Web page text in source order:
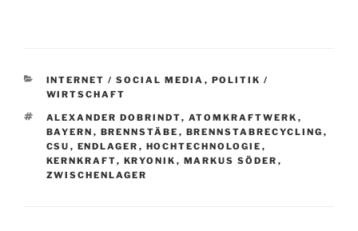
KATEGORIEN
INTERNET / SOCIAL MEDIA , POLITIK /
WIRTSCHAFT
SCHLAGWÖRTER
ALEXANDER DOBRINDT, ATOMKRAFTWERK ,
BAYERN , BRENNSTÄBE , BRENNSTABRECYCLING ,
CSU , ENDLAGER , HOCHTECHNOLOGIE ,
KERNKRAFT, KRYONIK , MARKUS SÖDER ,
ZWISCHENLAGER